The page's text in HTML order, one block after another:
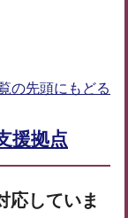
の先頭にもどる
援拠点
応していま